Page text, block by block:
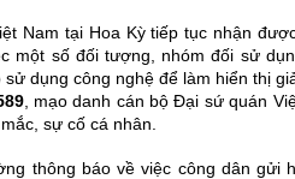
Nam tại Hoa Kỳ tiếp tục nhận
một số đối tượng, nhóm đối sử
dụng công nghệ để làm hiển thị
, mạo danh cán bộ Đại sứ quán
sự cố cá nhân.
thông báo về việc công dân gửi